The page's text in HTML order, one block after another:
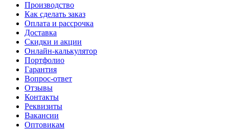
Производство
Как сделать заказ
Оплата и рассрочка
Доставка
Скидки и акции
Онлайн-калькулятор
Портфолио
Гарантия
Вопрос-ответ
Отзывы
Контакты
Реквизиты
Вакансии
Оптовикам